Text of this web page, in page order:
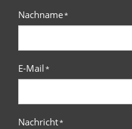
Nachname*
E-Mail*
Nachricht*